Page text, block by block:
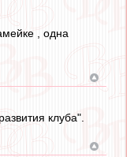
, одна
клуба".